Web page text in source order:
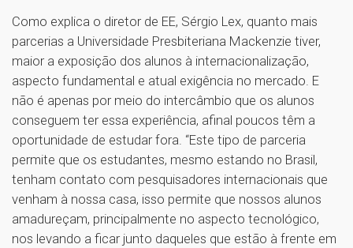
Como explica o diretor de EE, Sérgio Lex, quanto mais
parcerias a Universidade Presbiteriana Mackenzie tiver,
maior a exposição dos alunos à internacionalização,
aspecto fundamental e atual exigência no mercado. E
não é apenas por meio do intercâmbio que os alunos
conseguem ter essa experiência, afinal poucos têm a
oportunidade de estudar fora. “Este tipo de parceria
permite que os estudantes, mesmo estando no Brasil,
tenham contato com pesquisadores internacionais que
venham à nossa casa, isso permite que nossos alunos
amadureçam, principalmente no aspecto tecnológico,
nos levando a ficar junto daqueles que estão à frente em